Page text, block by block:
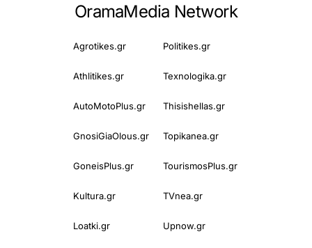
OramaMedia Network
Agrotikes.gr Politikes.gr
Athlitikes.gr Texnologika.gr
AutoMotoPlus.gr Thisishellas.gr
GnosiGiaOlous.gr Topikanea.gr
GoneisPlus.gr TourismosPlus.gr
Kultura.gr TVnea.gr
Loatki.gr Upnow.gr